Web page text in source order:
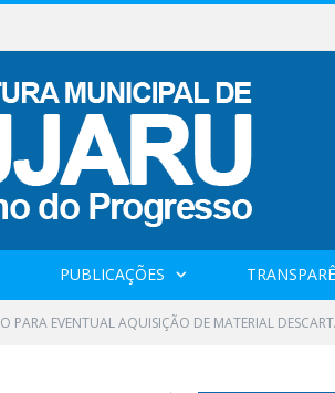
PUBLICAÇÕES
PARA EVENTUAL AQUISIÇÃO DE MATERIAL